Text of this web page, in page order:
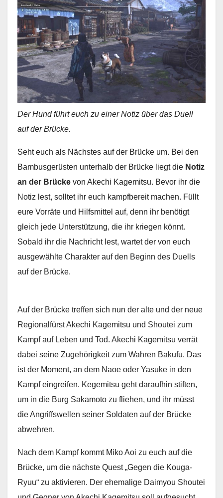
Der Hund führt euch zu einer Notiz über das Duell
auf der Brücke.
Seht euch als Nächstes auf der Brücke um. Bei den
Bambusgerüsten unterhalb der Brücke liegt die Notiz
an der Brücke von Akechi Kagemitsu. Bevor ihr die
Notiz lest, solltet ihr euch kampfbereit machen. Füllt
eure Vorräte und Hilfsmittel auf, denn ihr benötigt
gleich jede Unterstützung, die ihr kriegen könnt.
Sobald ihr die Nachricht lest, wartet der von euch
ausgewählte Charakter auf den Beginn des Duells
auf der Brücke.
Auf der Brücke treffen sich nun der alte und der neue
Regionalfürst Akechi Kagemitsu und Shoutei zum
Kampf auf Leben und Tod. Akechi Kagemitsu verrät
dabei seine Zugehörigkeit zum Wahren Bakufu. Das
ist der Moment, an dem Naoe oder Yasuke in den
Kampf eingreifen. Kegemitsu geht daraufhin stiften,
um in die Burg Sakamoto zu fliehen, und ihr müsst
die Angriffswellen seiner Soldaten auf der Brücke
abwehren.
Nach dem Kampf kommt Miko Aoi zu euch auf die
Brücke, um die nächste Quest „Gegen die Kouga-
Ryuu“ zu aktivieren. Der ehemalige Daimyou Shoutei